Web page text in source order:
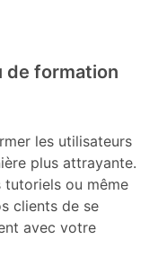
de formation
les utilisateurs
plus attrayante.
tutoriels ou même
clients de se
avec votre